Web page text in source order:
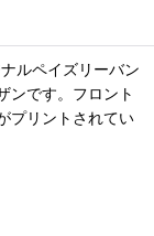
ルペイズリーバン
ンです。フロント
プリントされてい